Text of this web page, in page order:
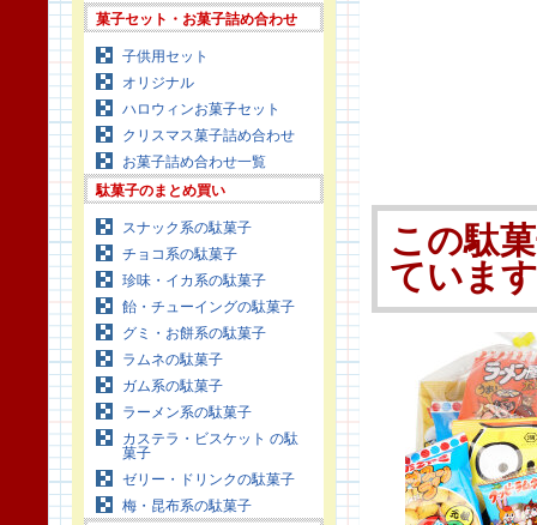
菓子セット・お菓子詰め合わせ
子供用セット
オリジナル
ハロウィンお菓子セット
クリスマス菓子詰め合わせ
お菓子詰め合わせ一覧
駄菓子のまとめ買い
スナック系の駄菓子
チョコ系の駄菓子
珍味・イカ系の駄菓子
飴・チューイングの駄菓子
グミ・お餅系の駄菓子
ラムネの駄菓子
ガム系の駄菓子
ラーメン系の駄菓子
カステラ・ビスケット の駄
菓子
ゼリー・ドリンクの駄菓子
梅・昆布系の駄菓子
この駄
ていま